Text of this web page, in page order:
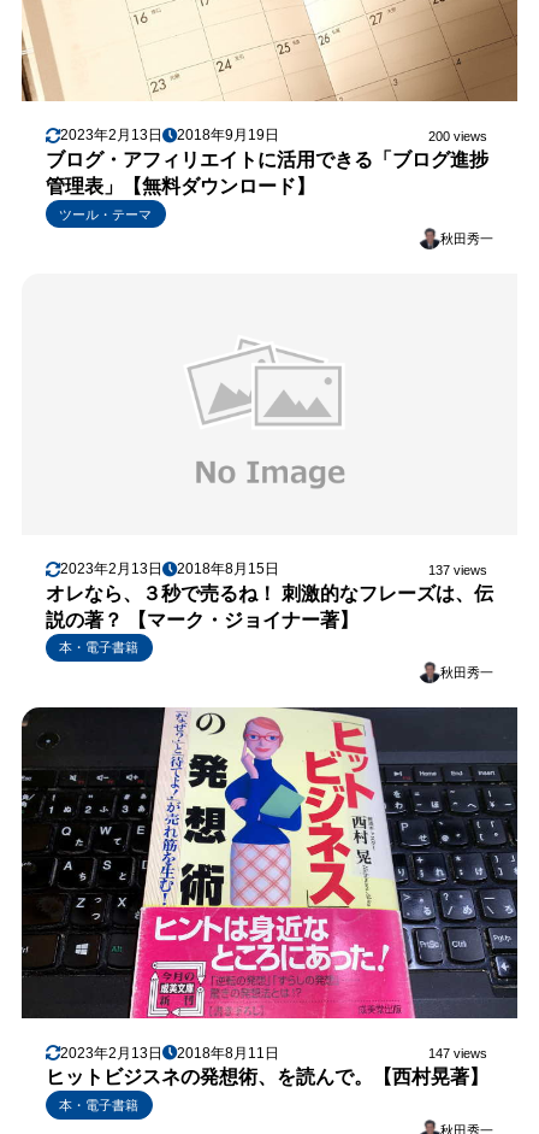
2023年2月13日 2018年9月19日 200 views
ブログ・アフィリエイトに活用できる「ブログ進捗
管理表」【無料ダウンロード】
ツール・テーマ
秋田秀一
2023年2月13日 2018年8月15日 137 views
オレなら、３秒で売るね！ 刺激的なフレーズは、伝
説の著？ 【マーク・ジョイナー著】
本・電子書籍
秋田秀一
2023年2月13日 2018年8月11日 147 views
ヒットビジスネの発想術、を読んで。【西村晃著】
本・電子書籍
秋田秀一